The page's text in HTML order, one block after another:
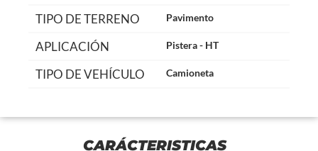
TIPO DE TERRENO Pavimento
APLICACIÓN Pistera - HT
TIPO DE VEHÍCULO Camioneta
CARÁCTERISTICAS